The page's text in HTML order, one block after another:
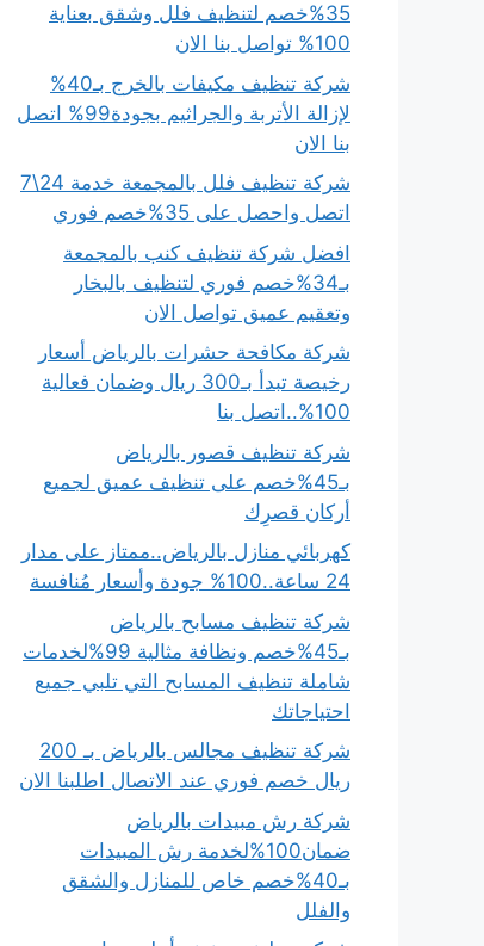
35%خصم لتنظيف فلل وشقق بعناية
100% تواصل بنا الان
شركة تنظيف مكيفات بالخرج بـ40%
لإزالة الأتربة والجراثيم بجودة99% اتصل
بنا الان
شركة تنظيف فلل بالمجمعة خدمة 24\7
اتصل واحصل على 35%خصم فوري
افضل شركة تنظيف كنب بالمجمعة
بـ34%خصم فوري لتنظيف بالبخار
وتعقيم عميق تواصل الان
شركة مكافحة حشرات بالرياض أسعار
رخيصة تبدأ بـ300 ريال وضمان فعالية
100%..اتصل بنا
شركة تنظيف قصور بالرياض
بـ45%خصم على تنظيف عميق لجميع
أركان قصرِك
كهربائي منازل بالرياض..ممتاز على مدار
24 ساعة..100% جودة وأسعار مُنافسة
شركة تنظيف مسابح بالرياض
بـ45%خصم ونظافة مثالية 99%لخدمات
شاملة تنظيف المسابح التي تلبي جميع
احتياجاتك
شركة تنظيف مجالس بالرياض بـ 200
ريال خصم فوري عند الاتصال اطلبنا الان
شركة رش مبيدات بالرياض
ضمان100%لخدمة رش المبيدات
بـ40%خصم خاص للمنازل والشقق
والفلل